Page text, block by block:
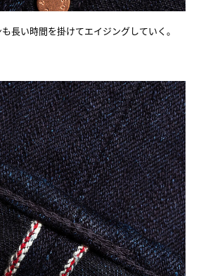
長い時間を掛けてエイジングしていく。